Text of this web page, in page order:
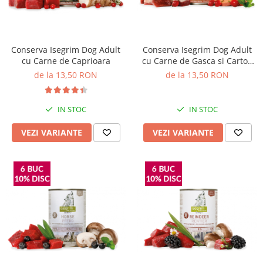
Brit Care
Acana
Pro Plan
Dog Food
Hill's
Josera
Dog Chow
Hrana Umeda Caini
Taste of the Wild
Isegrim
Inaba Churu
Orijen
Hill's
Pro Plan
Applaws
Cat Chow
Royal Canin
Applaws
Cherie
Ciao Inaba
Conserva Isegrim Dog Adult
cu Carne de Caprioara
de la 13,50 RON
IN STOC
VEZI VARIANTE
Conserva Isegrim Dog Adult
cu Carne de Gasca si Cartofi
Dulci
de la 13,50 RON
IN STOC
VEZI VARIANTE